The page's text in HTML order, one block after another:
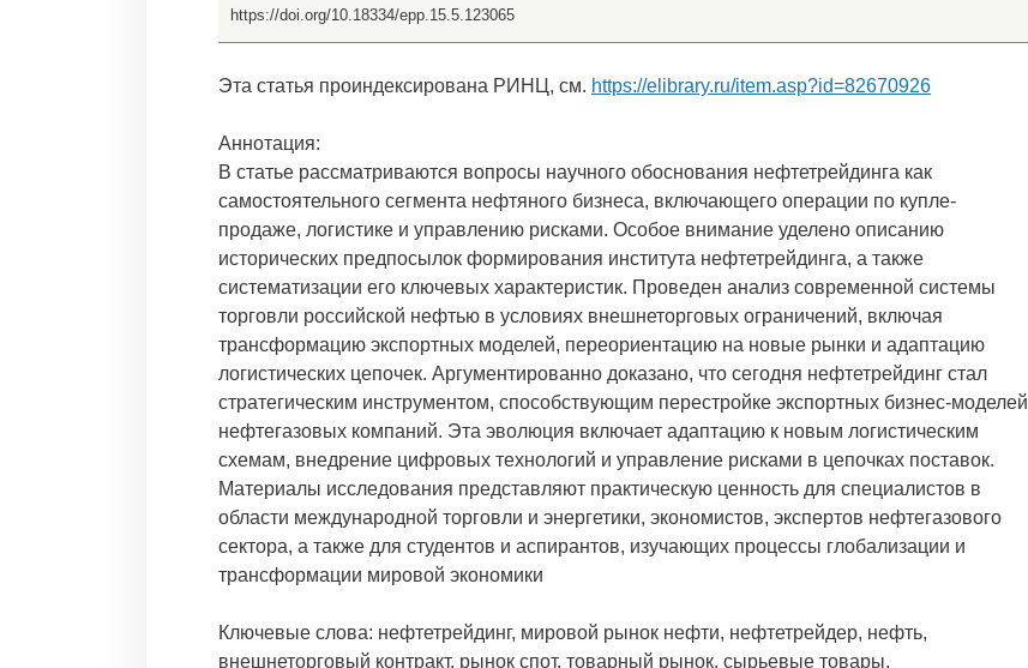
https://doi.org/10.18334/epp.15.5.123065
Эта статья проиндексирована РИНЦ, см. https://elibrary.ru/item.asp?id=82670926
Аннотация:
В статье рассматриваются вопросы научного обоснования нефтетрейдинга как
самостоятельного сегмента нефтяного бизнеса, включающего операции по купле-
продаже, логистике и управлению рисками. Особое внимание уделено описанию
исторических предпосылок формирования института нефтетрейдинга, а также
систематизации его ключевых характеристик. Проведен анализ современной системы
торговли российской нефтью в условиях внешнеторговых ограничений, включая
трансформацию экспортных моделей, переориентацию на новые рынки и адаптацию
логистических цепочек. Аргументированно доказано, что сегодня нефтетрейдинг стал
стратегическим инструментом, способствующим перестройке экспортных бизнес-моделей
нефтегазовых компаний. Эта эволюция включает адаптацию к новым логистическим
схемам, внедрение цифровых технологий и управление рисками в цепочках поставок.
Материалы исследования представляют практическую ценность для специалистов в
области международной торговли и энергетики, экономистов, экспертов нефтегазового
сектора, а также для студентов и аспирантов, изучающих процессы глобализации и
трансформации мировой экономики
Ключевые слова: нефтетрейдинг, мировой рынок нефти, нефтетрейдер, нефть,
внешнеторговый контракт, рынок спот, товарный рынок, сырьевые товары,